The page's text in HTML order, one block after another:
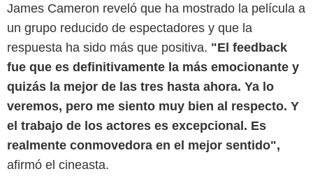
James Cameron reveló que ha mostrado la película a
un grupo reducido de espectadores y que la
respuesta ha sido más que positiva. "El feedback
fue que es definitivamente la más emocionante y
quizás la mejor de las tres hasta ahora. Ya lo
veremos, pero me siento muy bien al respecto. Y
el trabajo de los actores es excepcional. Es
realmente conmovedora en el mejor sentido",
afirmó el cineasta.